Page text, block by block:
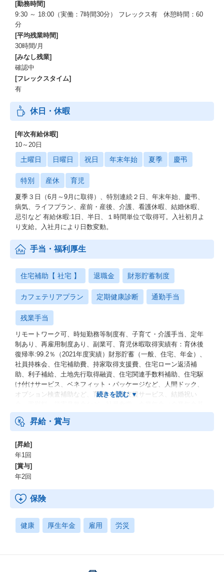
[勤務時間]
9:30 ～ 18:00（実働：7時間30分） フレックス有 休憩時間：60
分
[平均残業時間]
30時間/月
[みなし残業]
確認中
[フレックスタイム]
有
休日・休暇
[年次有給休暇]
10～20日
土曜日 日曜日 祝日 年末年始 夏季 慶弔
特別 産休 育児
夏季３日（6月～9月に取得）、特別連続２日、年末年始、慶弔、
病気、ライフプラン、産前・産後、介護、看護休暇、結婚休暇、
忌引など 有給休暇:1日、半日、１時間単位で取得可。入社初月よ
り支給。入社月により日数変動。
手当・福利厚生
住宅補助【 社宅 】 退職金 財形貯蓄制度
カフェテリアプラン 定期健康診断 通勤手当
残業手当
リモートワーク可、時短勤務等制度有、子育て・介護手当、定年
制あり、再雇用制度あり、副業可、育児休暇取得実績有：育休後
復帰率:99.2％（2021年度実績）財形貯蓄（一般、住宅、年金）、
社員持株会、住宅補助費、持家取得支援費、住宅ローン返済補
助、利子補給、土地先行取得融資、住宅関連手数料補助、住宅駆
け付けサービス、ベネフィット・パッケージなど、人間ドック、
オプション検査補助など、育児・介護支援サービス、結婚祝い
金、確定拠出年金）、電気通信共済会(個人年金、遺児育英基金)
昇給・賞与
[昇給]
年1回
[賞与]
年2回
保険
健康 厚生年金 雇用 労災